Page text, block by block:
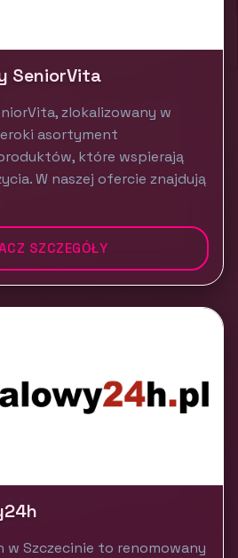
SeniorVita
zlokalizowany w
asortyment
które wspierają
W naszej ofercie znajdują
SZCZEGÓŁY
w Szczecinie to renomowany